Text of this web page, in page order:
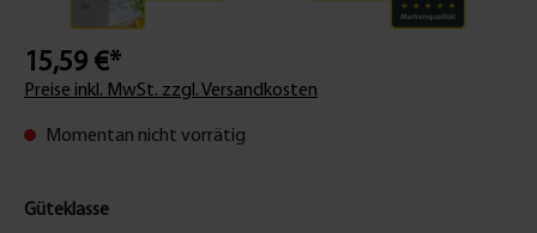
15,59 €*
Preise inkl. MwSt. zzgl. Versandkosten
Momentan nicht vorrätig
Güteklasse